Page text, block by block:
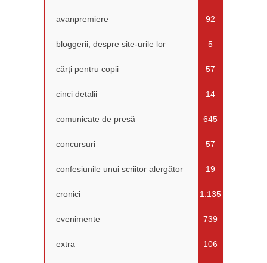
avanpremiere 92
bloggerii, despre site-urile lor 5
cărţi pentru copii 57
cinci detalii 14
comunicate de presă 645
concursuri 57
confesiunile unui scriitor alergător 19
cronici 1.135
evenimente 739
extra 106